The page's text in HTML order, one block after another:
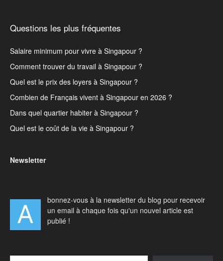
Questions les plus fréquentes
Salaire minimum pour vivre à Singapour ?
Comment trouver du travail à Singapour ?
Quel est le prix des loyers à Singapour ?
Combien de Français vivent à Singapour en 2026 ?
Dans quel quartier habiter à Singapour ?
Quel est le coût de la vie à Singapour ?
Newsletter
A
bonnez-vous à la newsletter du blog pour recevoir
un email à chaque fois qu'un nouvel article est
publié !
Type your email…